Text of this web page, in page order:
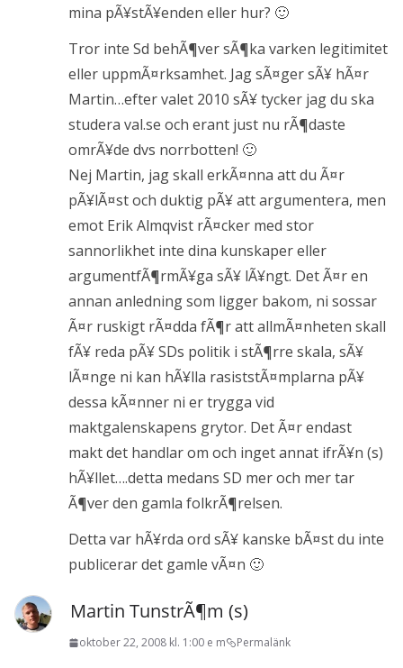
mina pÃ¥stÃ¥enden eller hur? 🙂
Tror inte Sd behÃ¶ver sÃ¶ka varken legitimitet
eller uppmÃ¤rksamhet. Jag sÃ¤ger sÃ¥ hÃ¤r
Martin…efter valet 2010 sÃ¥ tycker jag du ska
studera val.se och erant just nu rÃ¶daste
omrÃ¥de dvs norrbotten! 🙂
Nej Martin, jag skall erkÃ¤nna att du Ã¤r
pÃ¥lÃ¤st och duktig pÃ¥ att argumentera, men
emot Erik Almqvist rÃ¤cker med stor
sannorlikhet inte dina kunskaper eller
argumentfÃ¶rmÃ¥ga sÃ¥ lÃ¥ngt. Det Ã¤r en
annan anledning som ligger bakom, ni sossar
Ã¤r ruskigt rÃ¤dda fÃ¶r att allmÃ¤nheten skall
fÃ¥ reda pÃ¥ SDs politik i stÃ¶rre skala, sÃ¥
lÃ¤nge ni kan hÃ¥lla rasiststÃ¤mplarna pÃ¥
dessa kÃ¤nner ni er trygga vid
maktgalenskapens grytor. Det Ã¤r endast
makt det handlar om och inget annat ifrÃ¥n (s)
hÃ¥llet….detta medans SD mer och mer tar
Ã¶ver den gamla folkrÃ¶relsen.
Detta var hÃ¥rda ord sÃ¥ kanske bÃ¤st du inte
publicerar det gamle vÃ¤n 🙂
Martin TunstrÃ¶m (s)
oktober 22, 2008 kl. 1:00 e m Permalänk